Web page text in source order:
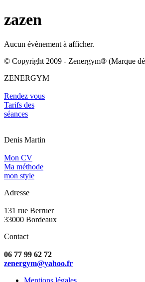
zazen
Aucun évènement à afficher.
© Copyright 2009 - Zenergym® (Marque
ZENERGYM
Rendez vous
Tarifs des
séances
Denis Martin
Mon CV
Ma méthode
mon style
Adresse
131 rue Berruer
33000 Bordeaux
Contact
06 77 99 62 72
zenergym@yahoo.fr
Mentions légales